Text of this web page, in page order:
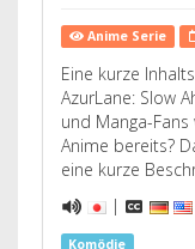
Anime Serie
Eine kurze
AzurLane: Slow
und Manga-
Anime bereits?
eine kurze
|
Komödie